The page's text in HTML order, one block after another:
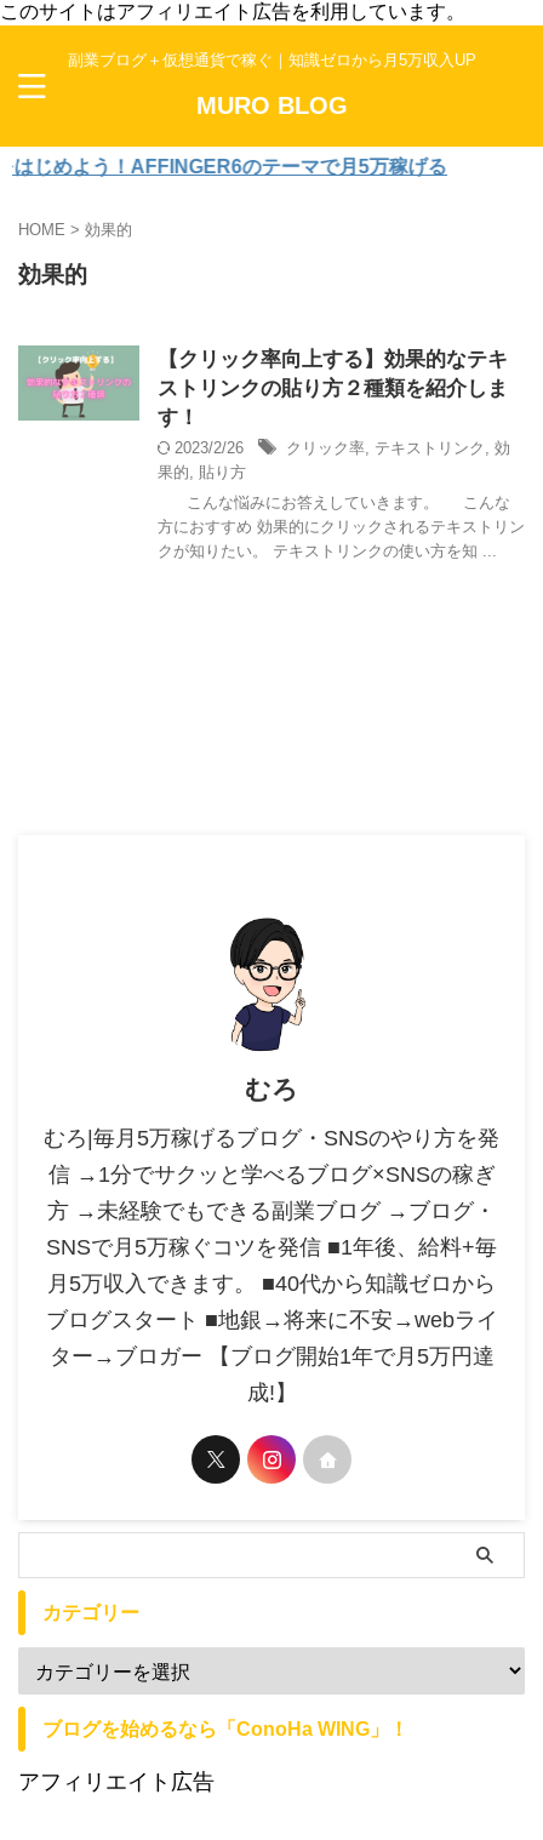
このサイトはアフィリエイト広告を利用しています。
副業ブログ＋仮想通貨で稼ぐ｜知識ゼロから月5万収入UP
MURO BLOG
めよう！AFFINGER6のテーマで月5万稼げる
HOME > 効果的
効果的
【クリック率向上する】効果的なテキ
ストリンクの貼り方２種類を紹介しま
す！
2023/2/26 クリック率, テキストリンク , 効
果的, 貼り方
こんな悩みにお答えしていきます。 こんな
方におすすめ 効果的にクリックされるテキストリン
クが知りたい。 テキストリンクの使い方を知 ...
むろ
むろ|毎月5万稼げるブログ・SNSのやり方を発
信 →1分でサクッと学べるブログ×SNSの稼ぎ
方 →未経験でもできる副業ブログ →ブログ・
SNSで月5万稼ぐコツを発信 ■1年後、給料+毎
月5万収入できます。 ■40代から知識ゼロから
ブログスタート ■地銀→将来に不安→webライ
ター→ブロガー 【ブログ開始1年で月5万円達
成!】
カテゴリー
ブログを始めるなら「ConoHa WING」！
アフィリエイト広告